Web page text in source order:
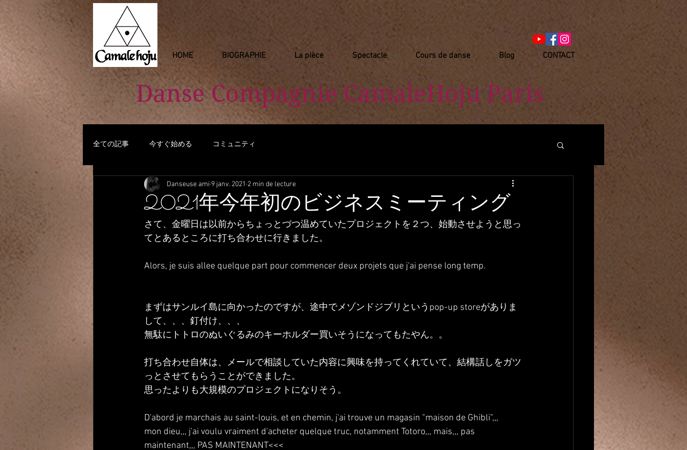
HOME BIOGRAPHIE La pièce Spectacle Cours de danse Blog CONTACT
Danse Compagnie ​ CamaleHoju Paris
全ての記事 今すぐ始める コミュニティ
2021年今年初のビジネスミーティング
Danseuse ami 9 janv. 2021 2 min de lecture
さて、金曜日は以前からちょっとづつ温めていたプロジェクトを２つ、始動させようと思っ
てとあるところに打ち合わせに行きました。
Alors, je suis allee quelque part pour commencer deux projets que j'ai pense long temp.
まずはサンルイ島に向かったのですが、途中でメゾンドジブリというpop-up storeがありま
して、、、釘付け、、、
無駄にトトロのぬいぐるみのキーホルダー買いそうになってもたやん。。
打ち合わせ自体は、メールで相談していた内容に興味を持ってくれていて、結構話しをガツ
っとさせてもらうことができました。
思ったよりも大規模のプロジェクトになりそう。
D'abord je marchais au saint-louis, et en chemin, j'ai trouve un magasin "maison de Ghibli",,,
mon dieu,,, j'ai voulu vraiment d'acheter quelque truc, notamment Totoro,,, mais,,, pas
maintenant,,, PAS MAINTENANT<<<